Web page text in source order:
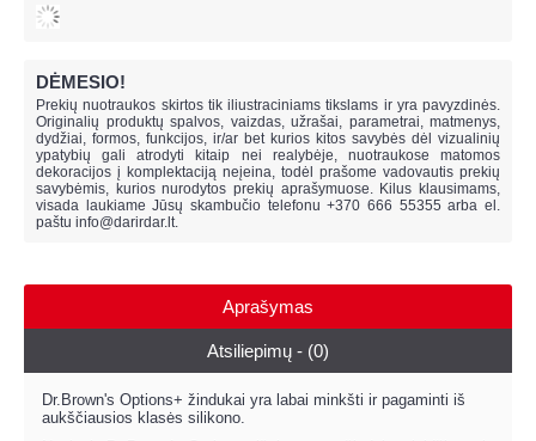
DĖMESIO!
Prekių nuotraukos skirtos tik iliustraciniams tikslams ir yra pavyzdinės.
Originalių produktų spalvos, vaizdas, užrašai, parametrai, matmenys,
dydžiai, formos, funkcijos, ir/ar bet kurios kitos savybės dėl vizualinių
ypatybių gali atrodyti kitaip nei realybėje, nuotraukose matomos
dekoracijos į komplektaciją neįeina, todėl prašome vadovautis prekių
savybėmis, kurios nurodytos prekių aprašymuose. Kilus klausimams,
visada laukiame Jūsų skambučio telefonu +370 666 55355 arba el.
paštu info@darirdar.lt.
Aprašymas
Atsiliepimų - (0)
Dr.Brown's Options+ žindukai yra labai minkšti ir pagaminti iš
aukščiausios klasės silikono.